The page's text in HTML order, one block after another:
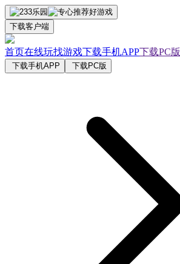
下载客户端
首页在线玩找游戏下载手机APP下载PC版
下载手机APP 下载PC版